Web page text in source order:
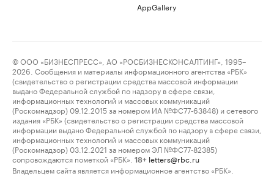
AppGallery
© ООО «БИЗНЕСПРЕСС», АО «РОСБИЗНЕСКОНСАЛТИНГ», 1995–
2026. Сообщения и материалы информационного агентства «РБК»
(свидетельство о регистрации средства массовой информации
выдано Федеральной службой по надзору в сфере связи,
информационных технологий и массовых коммуникаций
(Роскомнадзор) 09.12.2015 за номером ИА №ФС77-63848) и сетевого
издания «РБК» (свидетельство о регистрации средства массовой
информации выдано Федеральной службой по надзору в сфере связи,
информационных технологий и массовых коммуникаций
(Роскомнадзор) 03.12.2021 за номером ЭЛ №ФС77-82385)
сопровождаются пометкой «РБК».
18+ letters@rbc.ru
Владельцем сайта является информационное агентство «РБК».